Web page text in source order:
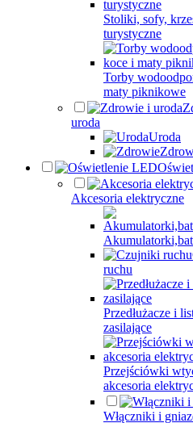
Stoliki, sofy,
turystyczne
Torby
maty piknikowe
uroda
Uroda
Akcesoria elektryczne
ruchu
Przedłużacze i
zasilające
Przejściówki
akcesoria
Włączniki i